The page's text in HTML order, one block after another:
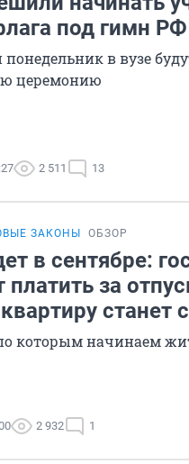
под гимн РФ
в вузе
церемонию
2 511 13
ЗАКОНЫ ОБЗОР
в сентябре:
платить за
станет
которым начинаем
2 932 1